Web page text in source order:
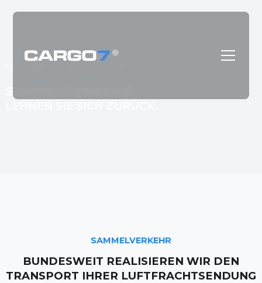
SAMMELVERKEHR
SAMMELVERKEHR
BUNDESWEIT REALISIEREN WIR DEN
TRANSPORT IHRER LUFTFRACHTSENDUNG